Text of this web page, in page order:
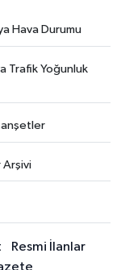
Hava Durumu
Trafik Yoğunluk
Arşivi
Resmi İlanlar